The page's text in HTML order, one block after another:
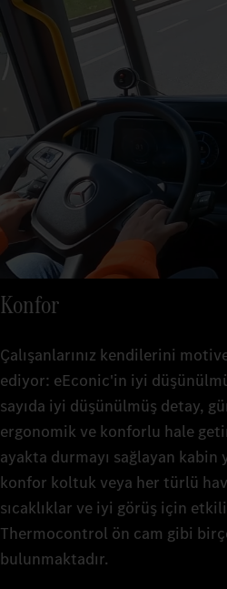
Konfor
Çalışanlarınız kendilerini
ediyor: eEconic'in iyi
sayıda iyi düşünülmüş detay,
ergonomik ve konforlu hale
ayakta durmayı sağlayan
konfor koltuk veya her türlü
sıcaklıklar ve iyi görüş için
Thermocontrol ön cam gibi
bulunmaktadır.